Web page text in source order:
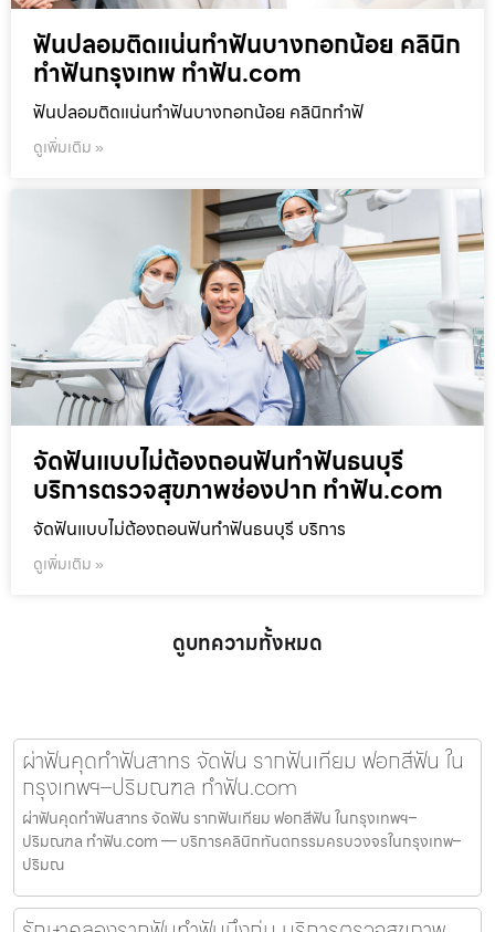
ฟันปลอมติดแน่นทำฟันบางกอกน้อย คลินิก
ทำฟันกรุงเทพ ทำฟัน.com
ฟันปลอมติดแน่นทำฟันบางกอกน้อย คลินิกทำฟั
ดูเพิ่มเติม »
จัดฟันแบบไม่ต้องถอนฟันทำฟันธนบุรี
บริการตรวจสุขภาพช่องปาก ทำฟัน.com
จัดฟันแบบไม่ต้องถอนฟันทำฟันธนบุรี บริการ
ดูเพิ่มเติม »
ดูบทความทั้งหมด
ผ่าฟันคุดทำฟันสาทร จัดฟัน รากฟันเทียม ฟอกสีฟัน ใน
กรุงเทพฯ–ปริมณฑล ทำฟัน.com
ผ่าฟันคุดทำฟันสาทร จัดฟัน รากฟันเทียม ฟอกสีฟัน ในกรุงเทพฯ–
ปริมณฑล ทำฟัน.com — บริการคลินิกทันตกรรมครบวงจรในกรุงเทพ–
ปริมณ